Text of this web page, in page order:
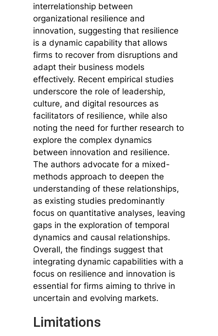
interrelationship between
organizational resilience and
innovation, suggesting that resilience
is a dynamic capability that allows
firms to recover from disruptions and
adapt their business models
effectively. Recent empirical studies
underscore the role of leadership,
culture, and digital resources as
facilitators of resilience, while also
noting the need for further research to
explore the complex dynamics
between innovation and resilience.
The authors advocate for a mixed-
methods approach to deepen the
understanding of these relationships,
as existing studies predominantly
focus on quantitative analyses, leaving
gaps in the exploration of temporal
dynamics and causal relationships.
Overall, the findings suggest that
integrating dynamic capabilities with a
focus on resilience and innovation is
essential for firms aiming to thrive in
uncertain and evolving markets.
Limitations